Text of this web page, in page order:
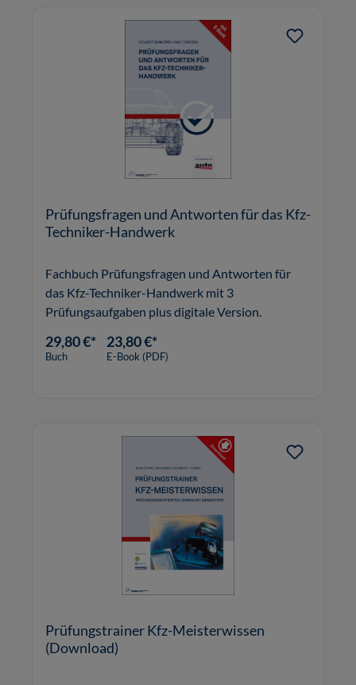
Prüfungsfragen und Antworten für das Kfz-
Techniker-Handwerk
Fachbuch Prüfungsfragen und Antworten für
das Kfz-Techniker-Handwerk mit 3
Prüfungsaufgaben plus digitale Version.
29,80 €*
Buch
23,80 €*
E-Book (PDF)
Prüfungstrainer Kfz-Meisterwissen
(Download)